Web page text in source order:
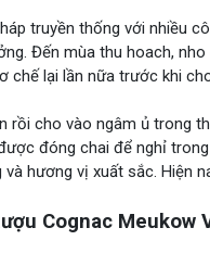
truyền thống với nhiều
Đến mùa thu hoach,
chế lại lần nữa trước khi
rồi cho vào ngâm ủ trong
đóng chai để nghỉ
hương vị xuất sắc. Hiện
Cognac Meukow